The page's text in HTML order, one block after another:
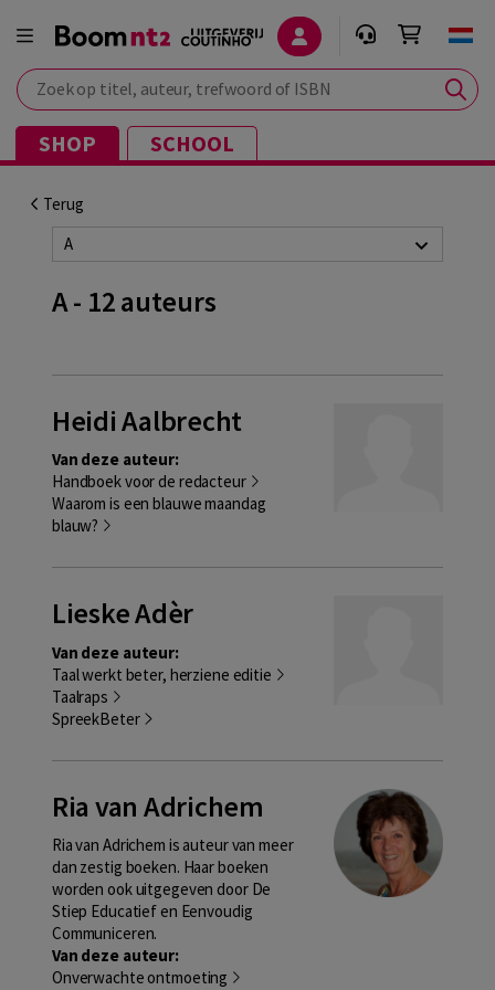
Zoek op titel, auteur, trefwoord of ISBN
SHOP SCHOOL
Terug
A
A - 12 auteurs
Heidi Aalbrecht
Van deze auteur:
Handboek voor de redacteur
Waarom is een blauwe maandag
blauw?
Lieske Adèr
Van deze auteur:
Taal werkt beter, herziene editie
Taalraps
SpreekBeter
Ria van Adrichem
Ria van Adrichem is auteur van meer
dan zestig boeken. Haar boeken
worden ook uitgegeven door De
Stiep Educatief en Eenvoudig
Communiceren.
Van deze auteur:
Onverwachte ontmoeting